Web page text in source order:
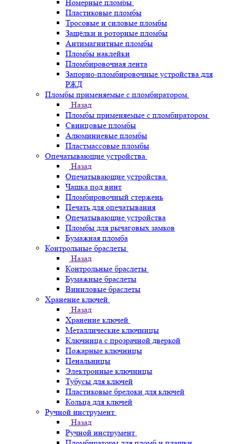
Номерные пломбы
Пластиковые пломбы
Тросовые и силовые пломбы
Защёлки и роторные пломбы
Антимагнитные пломбы
Пломбы наклейки
Пломбировочная лента
Запорно-пломбировочные устройства для
РЖД
Пломбы применяемые с пломбиратором
Назад
Пломбы применяемые с пломбиратором
Свинцовые пломбы
Алюминиевые пломбы
Пластмассовые пломбы
Опечатывающие устройства
Назад
Опечатывающие устройства
Чашка под винт
Пломбировочный стержень
Печать для опечатывания
Опечатывающие устройства
Пломбы для рычаговых замков
Бумажная пломба
Контрольные браслеты
Назад
Контрольные браслеты
Бумажные браслеты
Виниловые браслеты
Хранение ключей
Назад
Хранение ключей
Металлические ключницы
Ключница с прозрачной дверкой
Пожарные ключницы
Пенальницы
Электронные ключницы
Тубусы для ключей
Пластиковые брелоки для ключей
Кольца для ключей
Ручной инструмент
Назад
Ручной инструмент